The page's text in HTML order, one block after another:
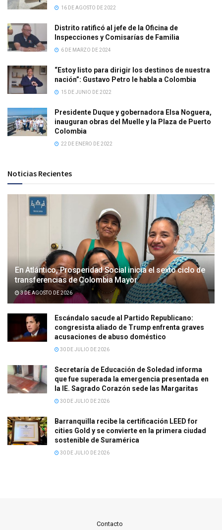
16 DE AGOSTO DE 2022
Distrito ratificó al jefe de la Oficina de
Inspecciones y Comisarías de Familia
6 DE MARZO DE 2024
“Estoy listo para dirigir los destinos de nuestra
nación”: Gustavo Petro le habla a Colombia
15 DE JUNIO DE 2022
Presidente Duque y gobernadora Elsa Noguera,
inauguran obras del Muelle y la Plaza de Puerto
Colombia
22 DE ENERO DE 2022
Noticias Recientes
En Atlántico, Prosperidad Social inicia el sexto ciclo de
transferencias de Colombia Mayor
3 DE AGOSTO DE 2026
Escándalo sacude al Partido Republicano:
congresista aliado de Trump enfrenta graves
acusaciones de abuso doméstico
30 DE JULIO DE 2026
Secretaría de Educación de Soledad informa
que fue superada la emergencia presentada en
la IE. Sagrado Corazón sede las Margaritas
30 DE JULIO DE 2026
Barranquilla recibe la certificación LEED for
cities Gold y se convierte en la primera ciudad
sostenible de Suramérica
30 DE JULIO DE 2026
Contacto